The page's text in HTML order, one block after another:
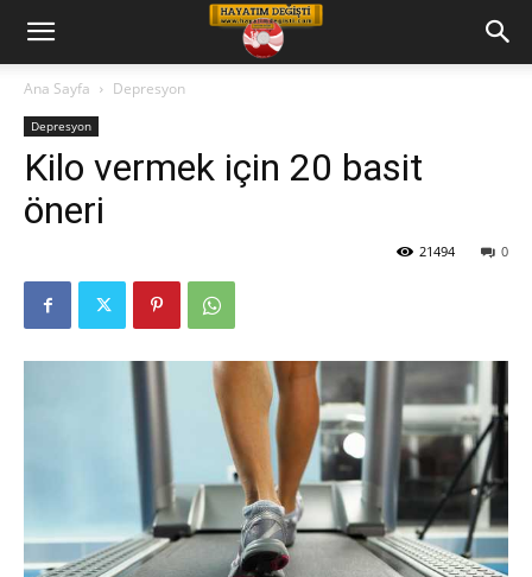
Hayatım
Değişti
Ana Sayfa Depresyon
Depresyon
Kilo vermek için 20 basit
öneri
0
21494